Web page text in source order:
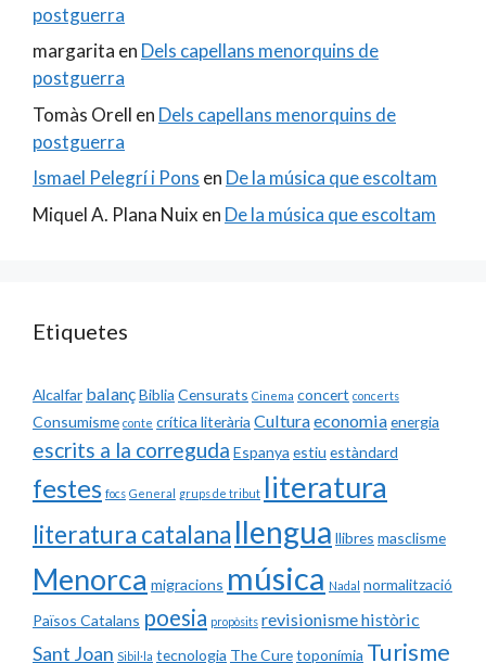
postguerra
margarita en Dels capellans menorquins de
postguerra
Tomàs Orell en Dels capellans menorquins de
postguerra
Ismael Pelegrí i Pons en De la música que escoltam
Miquel A. Plana Nuix en De la música que escoltam
Etiquetes
Alcalfar balançBiblia Censurats Cinema concert concerts
Consumisme conte crítica literària Culturaeconomiaenergia
escrits a la correguda Espanya estiu estàndard
festes focs General grups de tribut literatura
literatura catalana llengua llibres masclisme
Menorca migracions música Nadal normalització
Països Catalans poesia propòsits revisionisme històric
Sant Joan Sibil·la tecnologia The Curetoponímia Turisme